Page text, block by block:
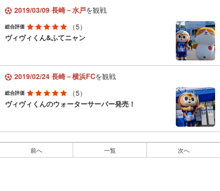
2019/03/09 長崎－水戸を観戦
総合評価
（5）
ヴィヴィくん&ふてニャン
2019/02/24 長崎－横浜FCを観戦
総合評価
（5）
ヴィヴィくんのウォーターサーバー発売！
前へ 一覧 次へ